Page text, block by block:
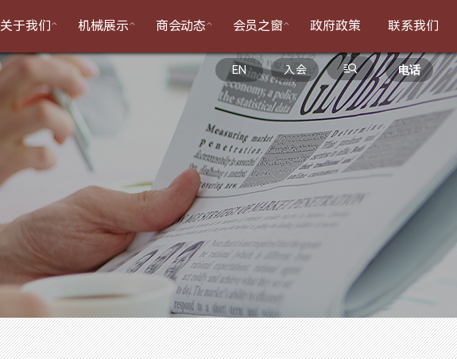
EN 入会  电话
关于我们 机械展示 商会动态 会员之窗 政府政策 联系我们